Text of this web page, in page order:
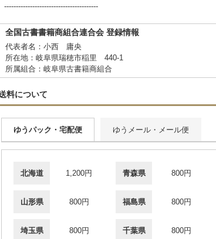
----------------------------------------
全国古書書籍商組合連合会 登録情報
代表者名：小西 庸央
所在地：岐阜県瑞穂市稲里 440-1
所属組合：岐阜県古書籍商組合
料について
ゆうパック・宅配便 ゆうメール・メール便
北海道 1,200円 青森県 800円
山形県 800円 福島県 800円
埼玉県 800円 千葉県 800円